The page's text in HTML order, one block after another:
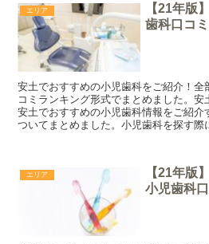
エリア
【21年版
歯科口コ
安土でおすすめの小児歯科をご紹介！全
コミランキング形式でまとめました。
安土でおすすめの小児歯科情報をご紹介
ついてまとめました。小児歯科を探す際
エリア
【21年版
小児歯科